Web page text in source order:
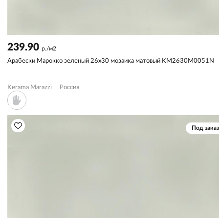
239.90 р./м2
Арабески Марокко зеленый 26x30 мозаика матовый KM2630M0051N
Kerama Marazzi Россия
Под заказ